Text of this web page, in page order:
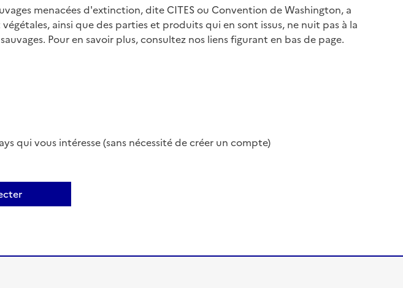
menacées d'extinction, dite CITES ou Convention de Washington, a
ainsi que des parties et produits qui en sont issus, ne nuit pas à la
Pour en savoir plus, consultez nos liens figurant en bas de page.
qui vous intéresse (sans nécessité de créer un compte)